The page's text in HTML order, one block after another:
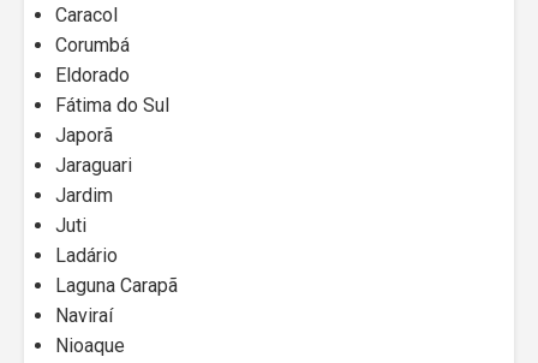
Caracol
Corumbá
Eldorado
Fátima do Sul
Japorã
Jaraguari
Jardim
Juti
Ladário
Laguna Carapã
Naviraí
Nioaque